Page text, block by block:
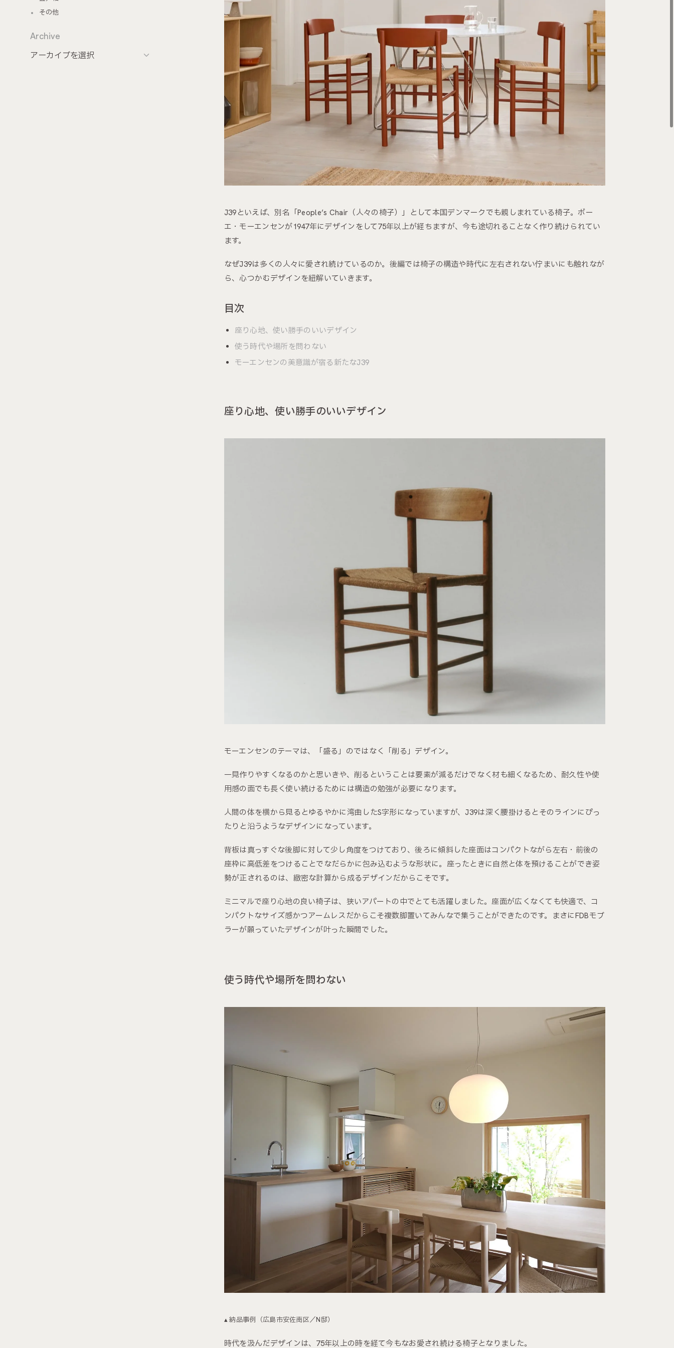
J39といえば、別名「People’s Chair（人々の椅子）」として本国デンマークでも親しまれている椅子。ボー
エ・モーエンセンが1947年にデザインをして75年以上が経ちますが、今も途切れることなく作り続けられてい
ます。
なぜJ39は多くの人々に愛され続けているのか。後編では椅子の構造や時代に左右されない佇まいにも触れなが
ら、心つかむデザインを紐解いていきます。
目次
座り心地、使い勝手のいいデザイン
使う時代や場所を問わない
モーエンセンの美意識が宿る新たなJ39
座り心地、使い勝手のいいデザイン
モーエンセンのテーマは、「盛る」のではなく「削る」デザイン。
一見作りやすくなるのかと思いきや、削るということは要素が減るだけでなく材も細くなるため、耐久性や使
用感の面でも長く使い続けるためには構造の勉強が必要になります。
人間の体を横から見るとゆるやかに湾曲したS字形になっていますが、J39は深く腰掛けるとそのラインにぴっ
たりと沿うようなデザインになっています。
背板は真っすぐな後脚に対して少し角度をつけており、後ろに傾斜した座面はコンパクトながら左右・前後の
座枠に高低差をつけることでなだらかに包み込むような形状に。座ったときに自然と体を預けることができ姿
勢が正されるのは、緻密な計算から成るデザインだからこそです。
ミニマルで座り心地の良い椅子は、狭いアパートの中でとても活躍しました。座面が広くなくても快適で、コ
ンパクトなサイズ感かつアームレスだからこそ複数脚置いてみんなで集うことができたのです。まさにFDBモブ
ラーが願っていたデザインが叶った瞬間でした。
使う時代や場所を問わない
▴ 納品事例（広島市安佐南区／N邸）
時代を汲んだデザインは、75年以上の時を経て今もなお愛され続ける椅子となりました。
その他
Archive